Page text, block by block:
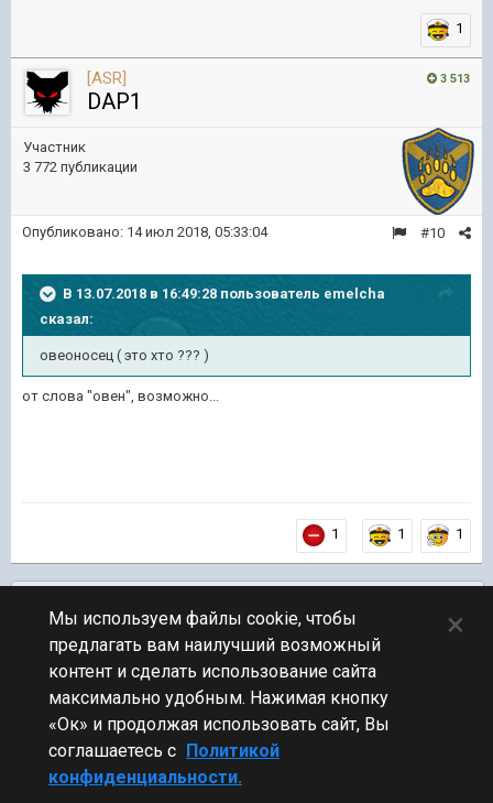
1
3 513
[ASR]
DAP1
Участник
3 772 публикации
#10
Опубликовано: 14 июл 2018, 05:33:04
В 13.07.2018 в 16:49:28 пользователь emelcha
сказал:
овеоносец ( это хто ??? )
от слова "овен", возможно...
1 1 1
ПЕРЕЙТИ К СПИСКУ ТЕМ
Флудилка
Стиль
Мы используем файлы cookie, чтобы
предлагать вам наилучший возможный
контент и сделать использование сайта
максимально удобным. Нажимая кнопку
«Ок» и продолжая использовать сайт, Вы
соглашаетесь с Политикой
конфиденциальности.
×